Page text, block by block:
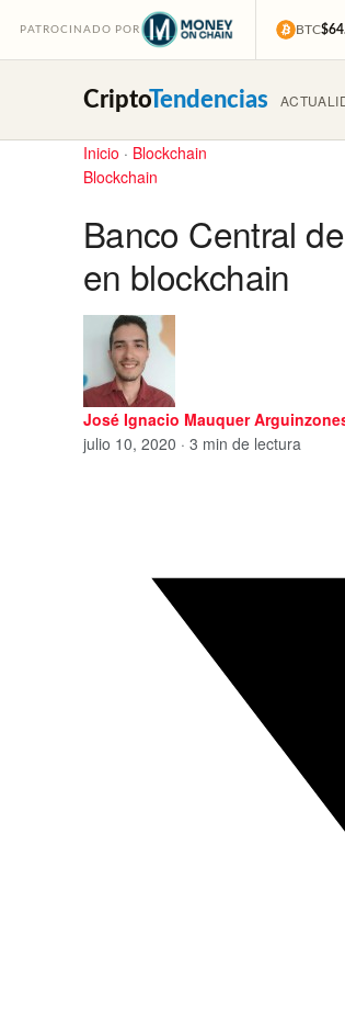
PATROCINADO POR BTC
CriptoTendencias
Inicio · Blockchain
Blockchain
Banco Central
en blockchain
José Ignacio Mauquer
julio 10, 2020 · 3 min de lectura